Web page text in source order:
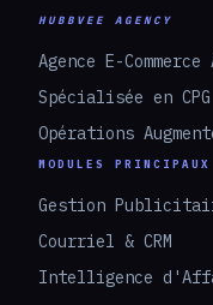
HUBBVEE AGENCY
Agence E-
Spécialisée en CPG
Opérations
MODULES PRINCIPAUX
Gestion
Courriel & CRM
Intelligence